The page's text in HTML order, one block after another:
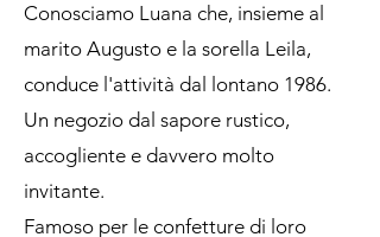
Conosciamo Luana che, insieme al
marito Augusto e la sorella Leila,
conduce l'attività dal lontano 1986.
Un negozio dal sapore rustico,
accogliente e davvero molto
invitante.
Famoso per le confetture di loro